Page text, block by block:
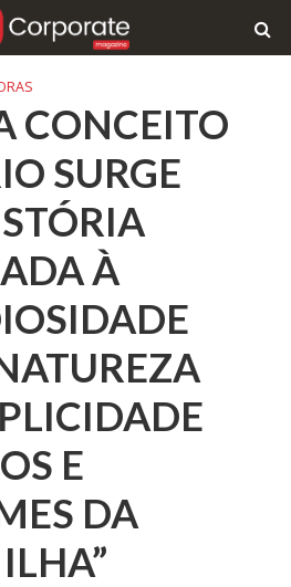
CONCEITO
SURGE
À
E
DA